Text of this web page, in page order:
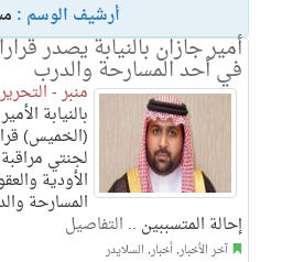
أرشيف الوسم :
أمير جازان بالنيابة يصدر
في أحد المسارحة والدرب
منبر -
بالنيابة
(الخميس)
لجنتي
الأودية
المسارحة
إحالة المتسببين .. التفاصيل
آخر الأخبار, أخبار, السلايدر